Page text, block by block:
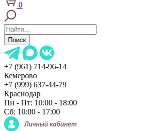
0
Поиск
+7 (961) 714-96-14
Кемерово
+7 (999) 637-44-79
Краснодар
Пн - Пт: 10:00 - 18:00
Сб: 10:00 - 17:00